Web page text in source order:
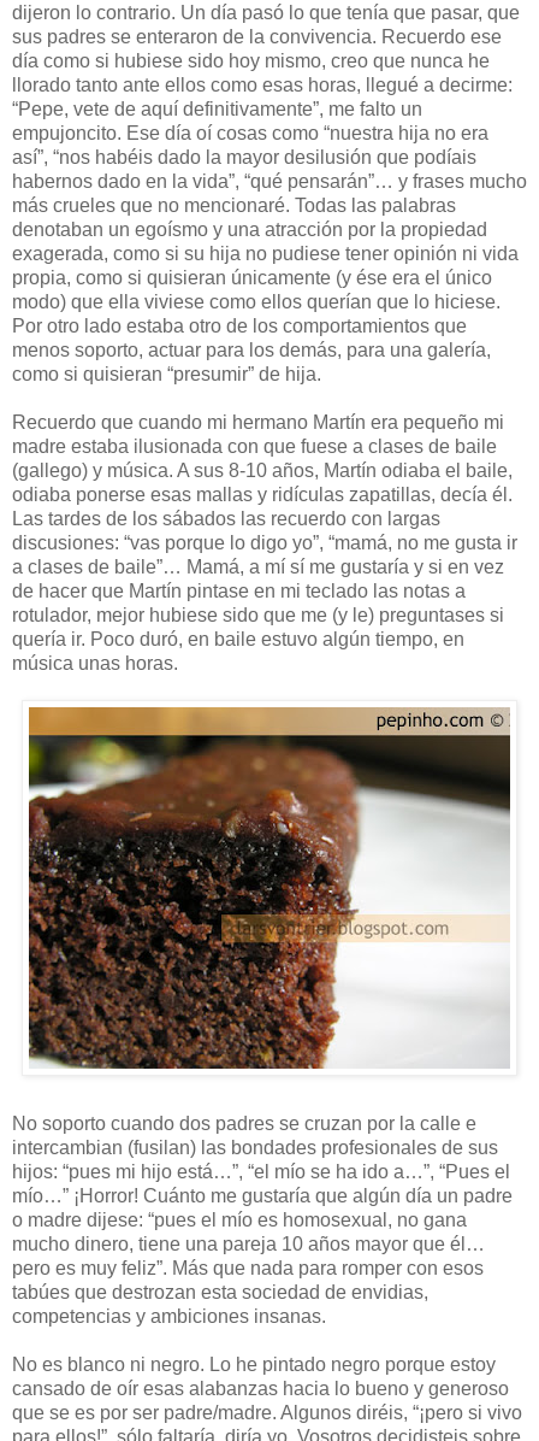
dijeron lo contrario. Un día pasó lo que tenía que pasar, que
sus padres se enteraron de la convivencia. Recuerdo ese
día como si hubiese sido hoy mismo, creo que nunca he
llorado tanto ante ellos como esas horas, llegué a decirme:
“Pepe, vete de aquí definitivamente”, me falto un
empujoncito. Ese día oí cosas como “nuestra hija no era
así”, “nos habéis dado la mayor desilusión que podíais
habernos dado en la vida”, “qué pensarán”… y frases mucho
más crueles que no mencionaré. Todas las palabras
denotaban un egoísmo y una atracción por la propiedad
exagerada, como si su hija no pudiese tener opinión ni vida
propia, como si quisieran únicamente (y ése era el único
modo) que ella viviese como ellos querían que lo hiciese.
Por otro lado estaba otro de los comportamientos que
menos soporto, actuar para los demás, para una galería,
como si quisieran “presumir” de hija.
Recuerdo que cuando mi hermano Martín era pequeño mi
madre estaba ilusionada con que fuese a clases de baile
(gallego) y música. A sus 8-10 años, Martín odiaba el baile,
odiaba ponerse esas mallas y ridículas zapatillas, decía él.
Las tardes de los sábados las recuerdo con largas
discusiones: “vas porque lo digo yo”, “mamá, no me gusta ir
a clases de baile”… Mamá, a mí sí me gustaría y si en vez
de hacer que Martín pintase en mi teclado las notas a
rotulador, mejor hubiese sido que me (y le) preguntases si
quería ir. Poco duró, en baile estuvo algún tiempo, en
música unas horas.
No soporto cuando dos padres se cruzan por la calle e
intercambian (fusilan) las bondades profesionales de sus
hijos: “pues mi hijo está…”, “el mío se ha ido a…”, “Pues el
mío…” ¡Horror! Cuánto me gustaría que algún día un padre
o madre dijese: “pues el mío es homosexual, no gana
mucho dinero, tiene una pareja 10 años mayor que él…
pero es muy feliz”. Más que nada para romper con esos
tabúes que destrozan esta sociedad de envidias,
competencias y ambiciones insanas.
No es blanco ni negro. Lo he pintado negro porque estoy
cansado de oír esas alabanzas hacia lo bueno y generoso
que se es por ser padre/madre. Algunos diréis, “¡pero si vivo
para ellos!”, sólo faltaría, diría yo. Vosotros decidisteis sobre